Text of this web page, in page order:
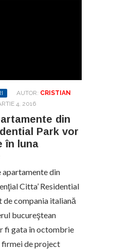
AUTOR: CRISTIAN
4, 2016
din
Park vor
în luna
apartamente din
Citta’ Residential
de compania italiană
bucureştean
fi gata în octombrie
de project